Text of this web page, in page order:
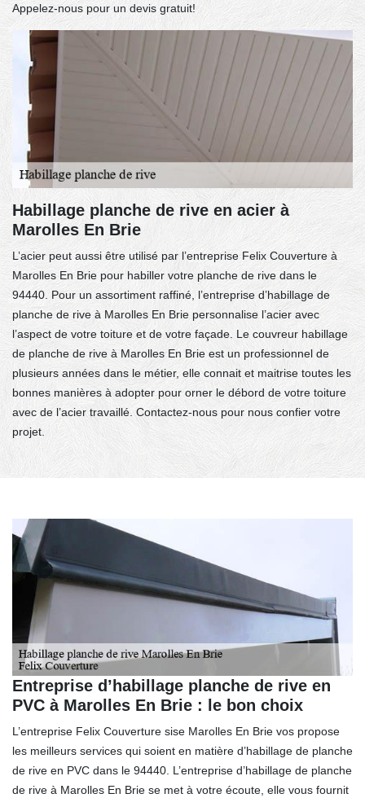
Appelez-nous pour un devis gratuit!
Habillage planche de rive en acier à
Marolles En Brie
L’acier peut aussi être utilisé par l’entreprise Felix Couverture à
Marolles En Brie pour habiller votre planche de rive dans le
94440. Pour un assortiment raffiné, l’entreprise d’habillage de
planche de rive à Marolles En Brie personnalise l’acier avec
l’aspect de votre toiture et de votre façade. Le couvreur habillage
de planche de rive à Marolles En Brie est un professionnel de
plusieurs années dans le métier, elle connait et maitrise toutes les
bonnes manières à adopter pour orner le débord de votre toiture
avec de l’acier travaillé. Contactez-nous pour nous confier votre
projet.
Entreprise d’habillage planche de rive en
PVC à Marolles En Brie : le bon choix
L’entreprise Felix Couverture sise Marolles En Brie vos propose
les meilleurs services qui soient en matière d’habillage de planche
de rive en PVC dans le 94440. L’entreprise d’habillage de planche
de rive à Marolles En Brie se met à votre écoute, elle vous fournit